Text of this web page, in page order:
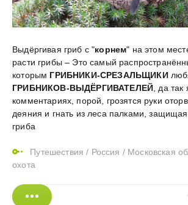
Выдёргивая гриб с "корнем" на этом
расти грибы – Это самый
которым ГРИБНИКИ-СРЕЗАЛЬЩИКИ
ГРИБНИКОВ-ВЫДЁРГИВАТЕЛЕЙ , да
комментариях, порой, грозятся руки
деяния и гнать из леса палками,
гриба
Путешествия / Россия / Московская
охота